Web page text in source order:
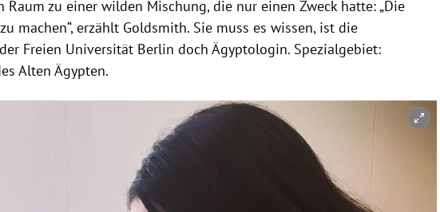
Raum zu einer wilden Mischung, die nur einen Zweck hatte: „Die
machen“, erzählt Goldsmith. Sie muss es wissen, ist die
Freien Universität Berlin doch Ägyptologin. Spezialgebiet:
Alten Ägypten.
öffnen/schließen